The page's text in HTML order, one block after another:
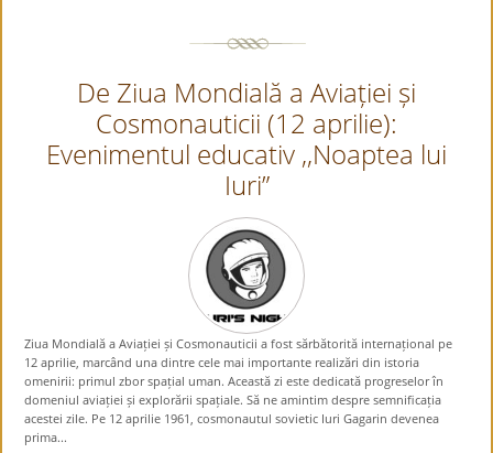
De Ziua Mondială a Aviației și
Cosmonauticii (12 aprilie):
Evenimentul educativ ,,Noaptea lui
Iuri”
Ziua Mondială a Aviației și Cosmonauticii a fost sărbătorită internațional pe
12 aprilie, marcând una dintre cele mai importante realizări din istoria
omenirii: primul zbor spațial uman. Această zi este dedicată progreselor în
domeniul aviației și explorării spațiale. Să ne amintim despre semnificația
acestei zile. Pe 12 aprilie 1961, cosmonautul sovietic Iuri Gagarin devenea
prima...